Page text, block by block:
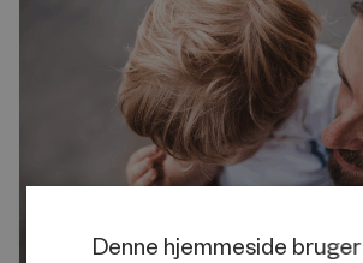
Denne hjemmeside bruger